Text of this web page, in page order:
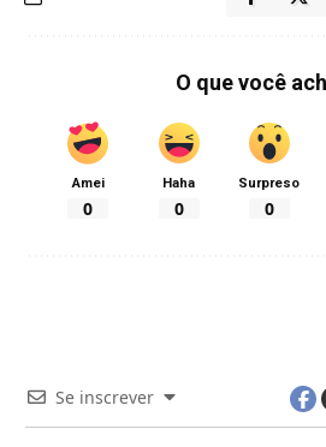
O que você
Amei
0
Haha
0
Surpreso
0
Se inscrever